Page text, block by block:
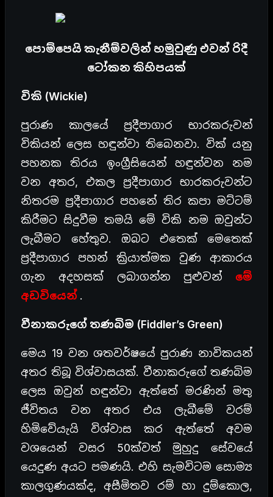
පොම්පෙයි කැනීම්වලින් හමුවුණු එවන් රිදී
ටෝකන කිහිපයක්
විකි (Wickie)
පුරාණ කාලයේ ප්‍රදීපාගාර භාරකරුවන්
විකියන් ලෙස හඳුන්වා තිබෙනවා. වික් යනු
පහනක තිරය ඉංග්‍රීසියෙන් හඳුන්වන නම
වන අතර, එකල ප්‍රදීපාගාර භාරකරුවන්ට
නිතරම ප්‍රදීපාගාර පහනේ තිර කපා මට්ටම්
කිරීමට සිදුවීම තමයි මේ විකි නම ඔවුන්ට
ලැබීමට හේතුව. ඔබට එතෙක් මෙතෙක්
ප්‍රදීපාගාර පහන් ක්‍රියාත්මක වුණ ආකාරය
ගැන අදහසක් ලබාගන්න පුළුවන් මේ
අඩවියෙන් .
වීනාකරුගේ තණබිම (Fiddler’s Green)
මෙය 19 වන ශතවර්ෂයේ පුරාණ නාවිකයන්
අතර තිබූ විශ්වාසයක්. වීනාකරුගේ තණබිම
ලෙස ඔවුන් හඳුන්වා ඇත්තේ මරණින් මතු
ජීවිතය වන අතර එය ලැබීමේ වරම්
හිමිවේයැයි විශ්වාස කර ඇත්තේ අවම
වශයෙන් වසර 50ක්වත් මුහුදු සේවයේ
යෙදුණ අයට පමණයි. එහි සැමවිටම සොම්‍ය
කාලගුණයක්ද, අසීමිතව රම් හා දුම්කොල,